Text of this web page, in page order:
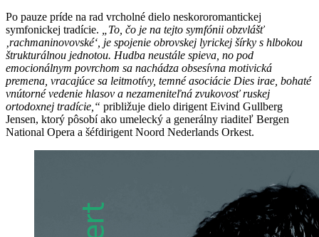
Po pauze príde na rad vrcholné dielo neskororomantickej
symfonickej tradície. „To, čo je na tejto symfónii obzvlášť
‚rachmaninovovské‘, je spojenie obrovskej lyrickej šírky s hlbokou
štrukturálnou jednotou. Hudba neustále spieva, no pod
emocionálnym povrchom sa nachádza obsesívna motivická
premena, vracajúce sa leitmotívy, temné asociácie Dies irae, bohaté
vnútorné vedenie hlasov a nezameniteľná zvukovosť ruskej
ortodoxnej tradície,“ približuje dielo dirigent Eivind Gullberg
Jensen, ktorý pôsobí ako umelecký a generálny riaditeľ Bergen
National Opera a šéfdirigent Noord Nederlands Orkest.